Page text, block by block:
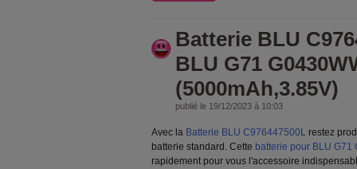
Batterie BLU
BLU G71
(5000mAh,3.85V)
publié le 19/12/2023 à 10:03
Avec la Batterie BLU C976447500L restez
batterie standard. Cette batterie pour BLU G71
rapidement pour vous l'accessoire